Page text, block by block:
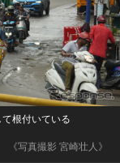
《写真撮影 宮崎壮人》
根付いている